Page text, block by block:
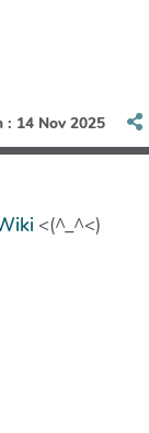
: 14 Nov 2025
<(^_^<)